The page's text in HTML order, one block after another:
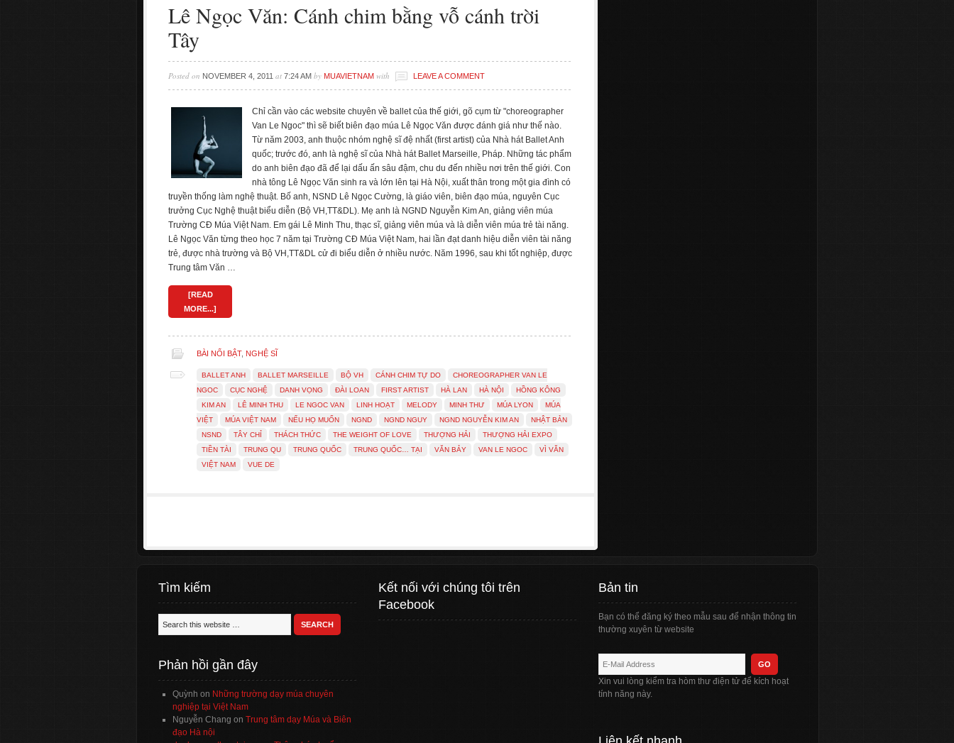
Lê Ngọc Văn: Cánh chim bằng vỗ cánh trời
Tây
Posted on NOVEMBER 4, 2011 at 7:24 AM by MUAVIETNAM with LEAVE A COMMENT
Chỉ cần vào các website chuyên về ballet của thế giới, gõ cụm từ "choreographer
Van Le Ngoc" thì sẽ biết biên đạo múa Lê Ngọc Văn được đánh giá như thế nào.
Từ năm 2003, anh thuộc nhóm nghệ sĩ đệ nhất (first artist) của Nhà hát Ballet Anh
quốc; trước đó, anh là nghệ sĩ của Nhà hát Ballet Marseille, Pháp. Những tác phẩm
do anh biên đạo đã để lại dấu ấn sâu đậm, chu du đến nhiều nơi trên thế giới. Con
nhà tông Lê Ngọc Văn sinh ra và lớn lên tại Hà Nội, xuất thân trong một gia đình có
truyền thống làm nghệ thuật. Bố anh, NSND Lê Ngọc Cường, là giáo viên, biên đạo múa, nguyên Cục
trưởng Cục Nghệ thuật biểu diễn (Bộ VH,TT&DL). Mẹ anh là NGND Nguyễn Kim An, giảng viên múa
Trường CĐ Múa Việt Nam. Em gái Lê Minh Thu, thạc sĩ, giảng viên múa và là diễn viên múa trẻ tài năng.
Lê Ngọc Văn từng theo học 7 năm tại Trường CĐ Múa Việt Nam, hai lần đạt danh hiệu diễn viên tài năng
trẻ, được nhà trường và Bộ VH,TT&DL cử đi biểu diễn ở nhiều nước. Năm 1996, sau khi tốt nghiệp, được
Trung tâm Văn …
[READ
MORE...]
BÀI NỔI BẬT, NGHỆ SĨ
BALLET ANH BALLET MARSEILLE BỘ VH CÁNH CHIM TỰ DO
CHOREOGRAPHER VAN LE
NGOC
CỤC NGHỆ DANH VỌNG ĐÀI LOAN FIRST ARTIST HÀ LAN HÀ NỘI
HỒNG KÔNG
KIM AN
LÊ MINH THU LE NGOC VAN LINH HOẠT MELODY MINH THƯ MÚA LYON
MÚA
VIỆT
MÚA VIỆT NAM NẾU HỌ MUỐN NGND NGND NGUY NGND NGUYỄN KIM AN
NHẬT BẢN
NSND
TÂY CHỈ THÁCH THỨC THE WEIGHT OF LOVE THƯỢNG HẢI
THƯỢNG HẢI EXPO
TIỀN TÀI
TRUNG QU TRUNG QUỐC TRUNG QUỐC… TẠI VĂN BẢY VAN LE NGOC
VÌ VĂN
VIỆT NAM
VUE DE
Tìm kiếm
Phản hồi gần đây
Quỳnh on Những trường dạy múa chuyên
nghiệp tại Việt Nam
Nguyễn Chang on Trung tâm dạy Múa và Biên
đạo Hà nội
Kết nối với chúng tôi trên
Facebook
Bản tin
Bạn có thể đăng ký theo mẫu sau để nhận thông tin
thường xuyên từ website
Xin vui lòng kiểm tra hòm thư điện tử để kích hoạt
tính năng này.